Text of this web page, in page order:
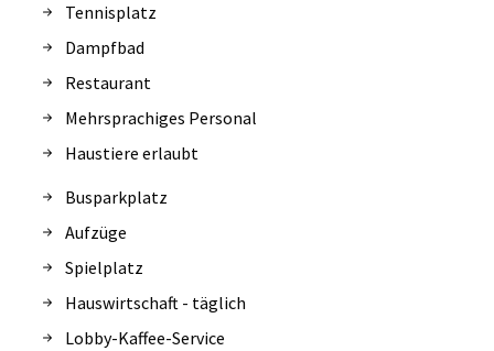
Tennisplatz
Dampfbad
Restaurant
Mehrsprachiges Personal
Haustiere erlaubt
Busparkplatz
Aufzüge
Spielplatz
Hauswirtschaft - täglich
Lobby-Kaffee-Service